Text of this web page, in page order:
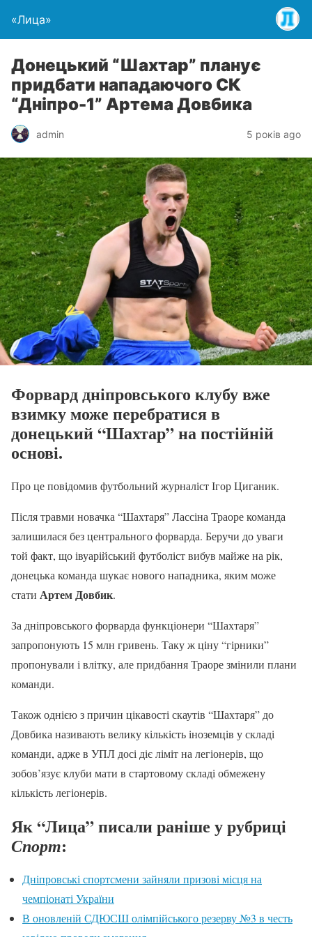
«Лица»
Донецький “Шахтар” планує
придбати нападаючого СК
“Дніпро-1” Артема Довбика
admin 5 років ago
Форвард дніпровського клубу вже
взимку може перебратися в
донецький “Шахтар” на постійній
основі.
Про це повідомив футбольний журналіст Ігор Циганик.
Після травми новачка “Шахтаря” Лассіна Траоре команда
залишилася без центрального форварда. Беручи до уваги
той факт, що івуарійський футболіст вибув майже на рік,
донецька команда шукає нового нападника, яким може
стати Артем Довбик.
За дніпровського форварда функціонери “Шахтаря”
запропонують 15 млн гривень. Таку ж ціну “гірники”
пропонували і влітку, але придбання Траоре змінили плани
команди.
Також однією з причин цікавості скаутів “Шахтаря” до
Довбика називають велику кількість іноземців у складі
команди, адже в УПЛ досі діє ліміт на легіонерів, що
зобов’язує клуби мати в стартовому складі обмежену
кількість легіонерів.
Як “Лица” писали раніше у рубриці
Спорт:
Дніпровські спортсмени зайняли призові місця на
чемпіонаті України
В оновленій СДЮСШ олімпійського резерву №3 в честь